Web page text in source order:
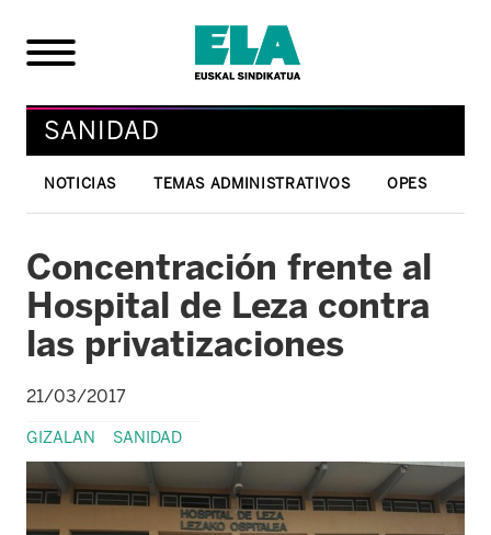
SANIDAD
NOTICIAS TEMAS ADMINISTRATIVOS OPES
Concentración frente al
Hospital de Leza contra
las privatizaciones
21/03/2017
GIZALAN SANIDAD